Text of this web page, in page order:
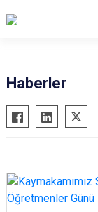
Cumayeri
Akçakoca
Gölyaka
Gümüşova
Haberler